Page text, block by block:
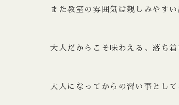
また教室の雰囲気は親しみやす
大人だからこそ味わえる、落ち
大人になってからの習い事とし